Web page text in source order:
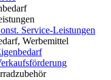
Service-Leistungen
Werbemittel